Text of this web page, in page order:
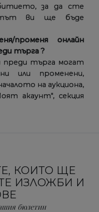
за да сте
ви ще бъде
променя онлайн
търга ?
преди търга могат
или променени,
на аукциона,
акаунт", секция
КОИТО ЩЕ
ИЗЛОЖБИ И
бюлетин